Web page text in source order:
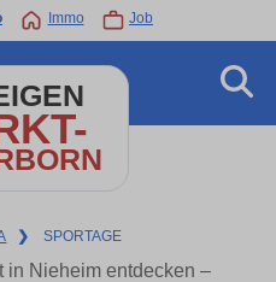
Immo Job
❯ SPORTAGE
in Nieheim entdecken –